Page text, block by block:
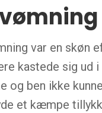
var en skøn
kastede sig ud
og ben ikke
et kæmpe